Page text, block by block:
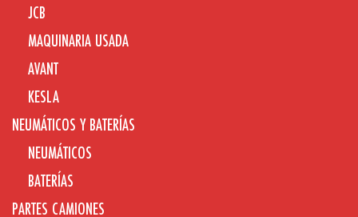
JCB
MAQUINARIA USADA
AVANT
KESLA
NEUMÁTICOS Y BATERÍAS
NEUMÁTICOS
BATERÍAS
PARTES CAMIONES